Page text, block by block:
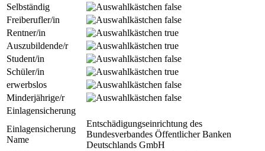
Selbständig
Freiberufler/in
Rentner/in
Auszubildende/r
Student/in
Schüler/in
erwerbslos
Minderjährige/r
Einlagensicherung
Einlagensicherung
Name
Entschädigungseinrichtung des
Bundesverbandes Öffentlicher Banken
Deutschlands GmbH